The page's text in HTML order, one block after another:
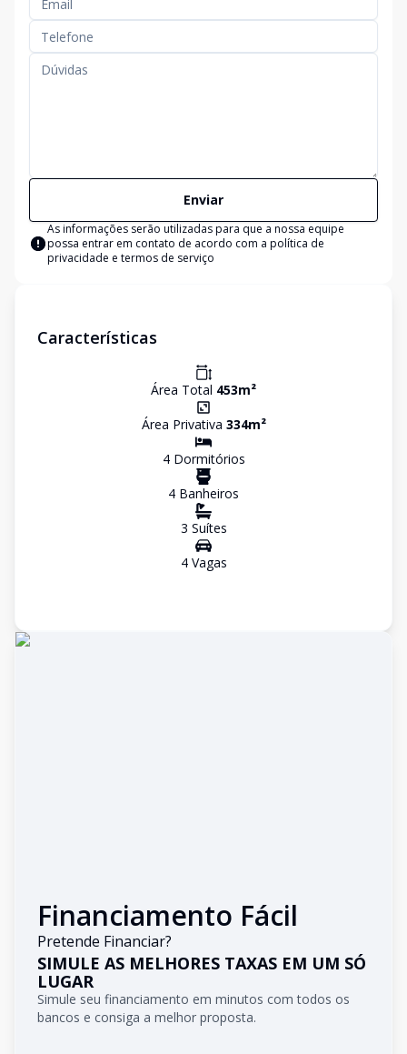
Enviar
As informações serão utilizadas para que a nossa equipe
possa entrar em contato de acordo com a política de
privacidade e termos de serviço
Características
Área Total 453m²
Área Privativa 334m²
4Dormitórios
4 Banheiros
3 Suítes
4Vagas
Financiamento Fácil
Pretende Financiar?
SIMULE AS MELHORES TAXAS EM UM SÓ
LUGAR
Simule seu financiamento em minutos com todos os
bancos e consiga a melhor proposta.